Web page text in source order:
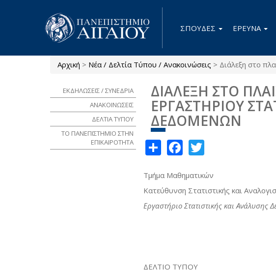
ΣΠΟΥΔΕΣ ΕΡΕΥΝΑ
Είστε εδώ
Αρχική > Νέα / Δελτία Τύπου / Ανακοινώσεις > Διάλεξη στο
ΔΙΑΛΕΞΗ ΣΤΟ
ΕΡΓΑΣΤΗΡΙΟΥ
ΔΕΔΟΜΕΝΩΝ
ShareFacebook
Τμήμα Μαθηματικών
Κατεύθυνση Στατιστικής και
Εργαστήριο Στατιστικής και Ανάλυσης
ΔΕΛΤΙΟ ΤΥΠΟΥ
ΕΚΔΗΛΩΣΕΙΣ / ΣΥΝΕΔΡΙΑ
ΑΝΑΚΟΙΝΩΣΕΙΣ
ΔΕΛΤΙΑ ΤΥΠΟΥ
ΤΟ ΠΑΝΕΠΙΣΤΗΜΙΟ ΣΤΗΝ
ΕΠΙΚΑΙΡΟΤΗΤΑ